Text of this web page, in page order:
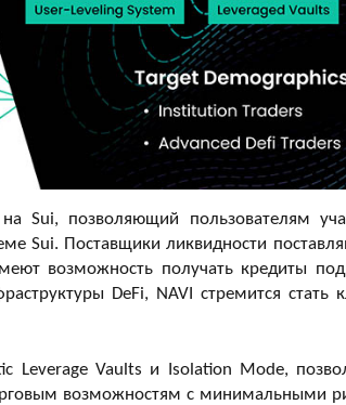
Sui, позволяющий пользователям
Sui. Поставщики ликвидности
возможность получать кредиты под
DeFi, NAVI стремится
Leverage Vaults и Isolation Mode,
возможностям с минимальными